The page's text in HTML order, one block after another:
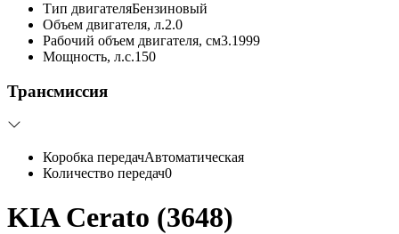
Тип двигателяБензиновый
Объем двигателя, л.2.0
Рабочий объем двигателя, см3.1999
Мощность, л.с.150
Трансмиссия
Коробка передачАвтоматическая
Количество передач0
KIA Cerato (3648)